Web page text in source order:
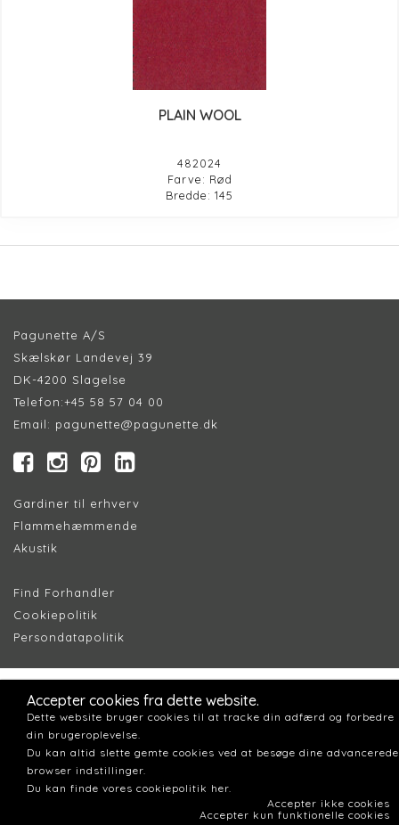
PLAIN WOOL
482024
Farve: Rød
Bredde: 145
Pagunette A/S
Skælskør Landevej 39
DK-4200 Slagelse
Telefon:+45 58 57 04 00
Email: pagunette@pagunette.dk
Gardiner til erhverv
Flammehæmmende
Akustik
Find Forhandler
Cookiepolitik
Persondatapolitik
Accepter cookies fra dette website.
Dette website bruger cookies til at tracke din adfærd og forbedre
din brugeroplevelse.
Du kan altid slette gemte cookies ved at besøge dine advancerede
browser indstillinger.
Du kan finde vores cookiepolitik her.
Accepter ikke cookies
Accepter kun funktionelle cookies